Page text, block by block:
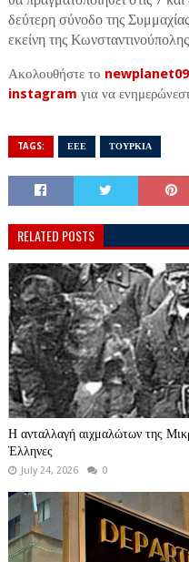
δεύτερη σύνοδο της
εκείνη της
Ακολουθήστε το
instagram για να
TAGS: ΕΕΕ ΤΟΥΡΚΙΑ
RELATED POSTS
Η ανταλλαγή αιχμαλώτων της
Έλληνες
July 24, 2026 0